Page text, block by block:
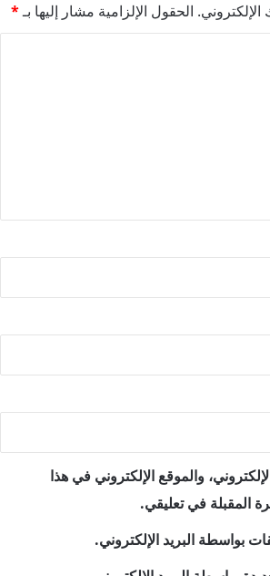
الحقول الإلزامية مشار إليها بـ*
والموقع الإلكتروني في هذا
المقبلة في تعليقي.
بواسطة البريد الإلكتروني.